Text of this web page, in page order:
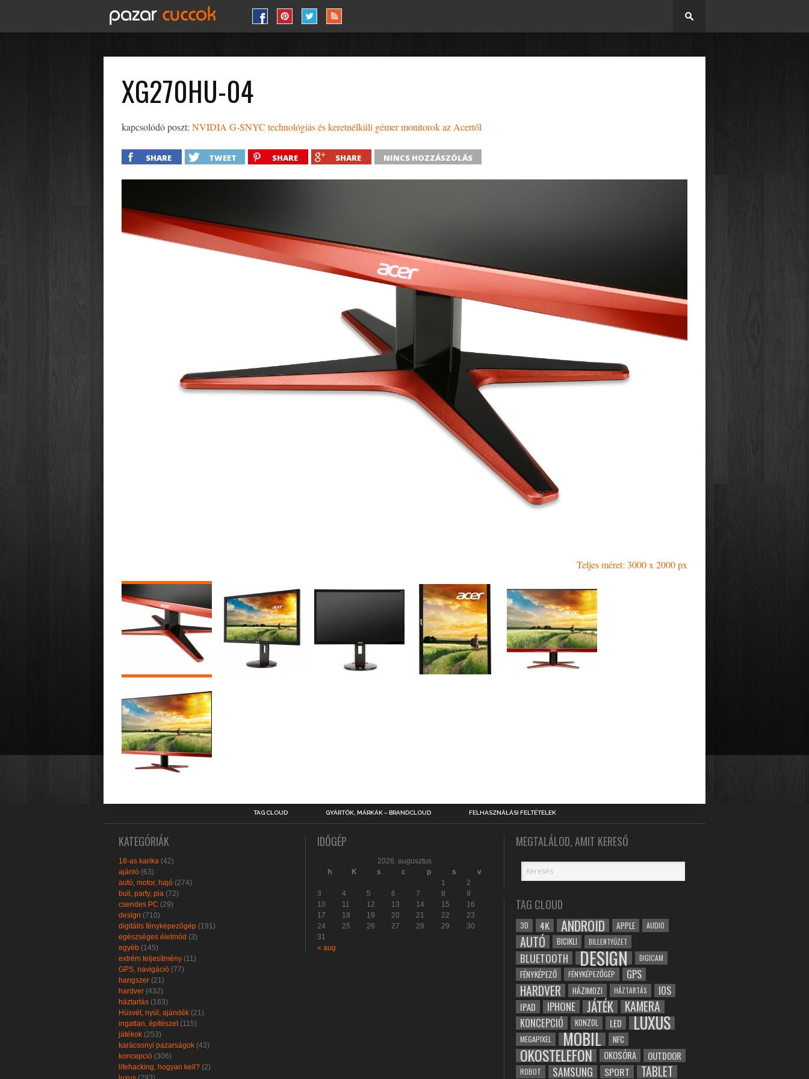
XG270HU-04
kapcsolódó poszt:NVIDIA G-SNYC technológiás és keretnélküli gémer monitorok az Acertől
SHARE TWEET SHARE SHARE NINCS HOZZÁSZÓLÁS
Teljes méret: 3000 x 2000 px
TAG CLOUD GYÁRTÓK, MÁRKÁK – BRANDCLOUD FELHASZNÁLÁSI FELTÉTELEK
KATEGÓRIÁK
18-as karika (42)
ajánló (63)
autó, motor, hajó (274)
buli, party, pia (72)
csendes PC (29)
design (710)
digitális fényképezőgép (191)
egészséges életmód (3)
egyéb (145)
extrém teljesítmény (11)
GPS, navigáció (77)
hangszer (21)
hardver (432)
háztartás (183)
Húsvét, nyúl, ajándék (21)
ingatlan, építészet(115)
játékok (253)
karácsonyi pazarságok (43)
koncepció (306)
lifehacking, hogyan kell? (2)
IDŐGÉP
2026. augusztus
h
K s c p s
v
1
2
3
4 5 6 7 8
9
10
11 12 13 14 15
16
17
18 19 20 21 22
23
24
25 26 27 28 29
30
31
« aug
MEGTALÁLOD, AMIT KERESŐ
TAG CLOUD
3D 4K ANDROID APPLE AUDIO
AUTÓ BICIKLI BILLENTYŰZET
BLUETOOTH DESIGN DIGICAM
FÉNYKÉPEZŐ FÉNYKÉPEZŐGÉP GPS
HARDVER HÁZIMOZI HÁZTARTÁS IOS
IPAD IPHONE JÁTÉK KAMERA
KONCEPCIÓ KONZOL LED LUXUS
MEGAPIXEL MOBIL NFC
OKOSTELEFON OKOSÓRA OUTDOOR
ROBOT SAMSUNG SPORT TABLET